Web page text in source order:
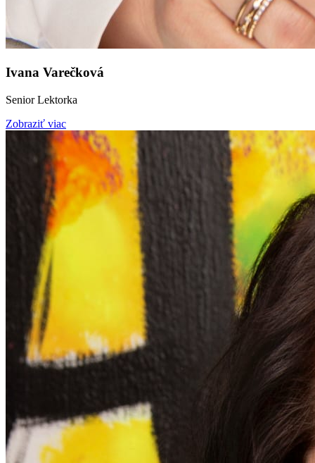
Ivana Varečková
Senior Lektorka
Zobraziť viac